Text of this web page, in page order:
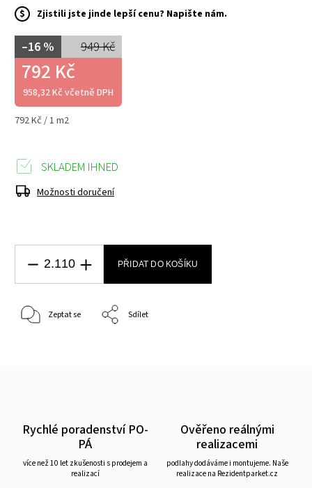
949 Kč
–16 %
792 Kč / 1 m2
792 Kč
958,32 Kč včetně DPH
$ Zjistili jste jinde lepší cenu? Napište nám.
SKLADEM IHNED
Možnosti doručení
PŘIDAT DO KOŠÍKU
Zeptat se Sdílet
Rychlé poradenství PO-
PÁ
více než 10 let zkušenosti s prodejem a
realizací
Ověřeno reálnými
realizacemi
podlahy dodáváme i montujeme. Naše
realizace na Rezidentparket.cz